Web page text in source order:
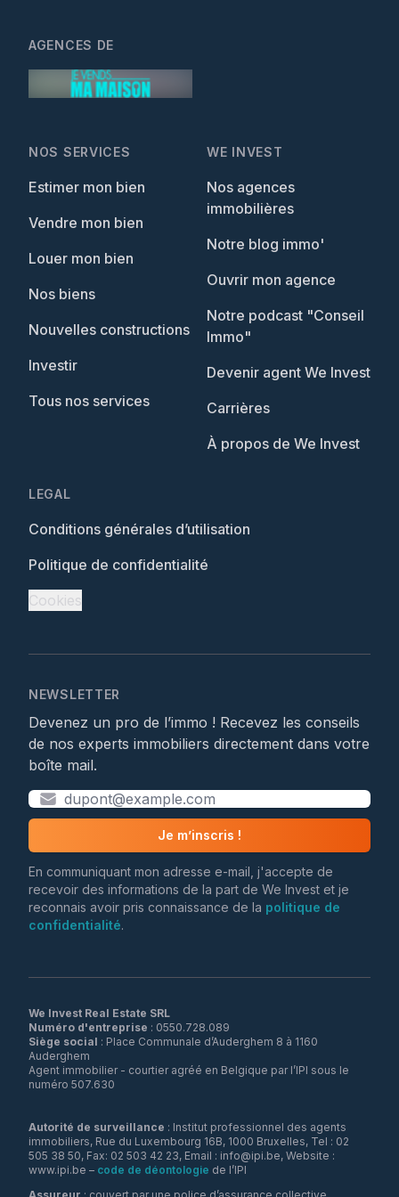
NOS SERVICES
Estimer mon bien
Vendre mon bien
Louer mon bien
Nos biens
Nouvelles constructions
Investir
Tous nos services
WE INVEST
Nos agences
immobilières
Notre blog immo'
Ouvrir mon agence
Notre podcast "Conseil
Immo"
Devenir agent We Invest
Carrières
À propos de We Invest
LEGAL
Conditions générales d’utilisation
Politique de confidentialité
Cookies
AGENCES DE
NEWSLETTER
Devenez un pro de l’immo ! Recevez les conseils
de nos experts immobiliers directement dans votre
boîte mail.
Je m’inscris !
En communiquant mon adresse e-mail, j'accepte de
recevoir des informations de la part de We Invest et je
reconnais avoir pris connaissance de la politique de
confidentialité.
We Invest Real Estate SRL
Numéro d'entreprise
Siège social : Place Communale d’Auderghem 8 à 1160
Auderghem
Agent immobilier - courtier agréé en Belgique par l’IPI sous le
numéro 507.630
Autorité de surveillance : Institut professionnel des agents
immobiliers, Rue du Luxembourg 16B, 1000 Bruxelles, Tel : 02
505 38 50, Fax: 02 503 42 23, Email : info@ipi.be, Website :
www.ipi.be – code de déontologie de l’IPI